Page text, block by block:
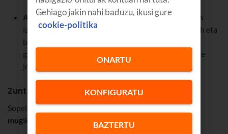
Atzerapenik eta latentziarik gabe: zuzeneko lotura
izango duzu gaming-zerbitzari nagusiekin eta Twitch eta
beste hainbat plataformarekin, hala atzerapena
gutxitzeko
gogokoenak ikustean edo online
jokatzean.
Zuntz- eta mugikor-tarifak Sopelarako
Sopelako zure zuntz-sarerako osagarririk onenagure
mugikor-tarifak
Gehiago jakin nahi baduzu, ikusi gure
cookie-politika
KONFIGURATU
BAZTERTU
ONARTU